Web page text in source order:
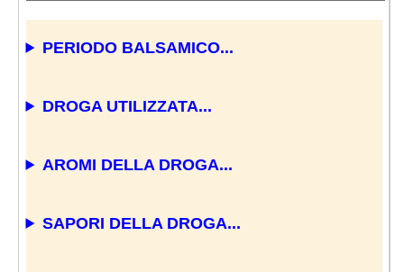
PERIODO BALSAMICO...
DROGA UTILIZZATA...
AROMI DELLA DROGA...
SAPORI DELLA DROGA...